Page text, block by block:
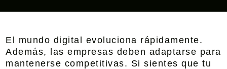
El mundo digital evoluciona rápidamente.
Además, las empresas deben adaptarse para
mantenerse competitivas. Si sientes que tu